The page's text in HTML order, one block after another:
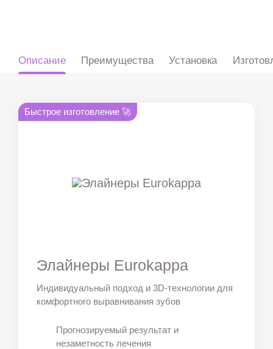
Описание Преимущества Установка
Быстрое изготовление 🚀
Элайнеры Eurokappa
Индивидуальный подход и 3D-технологии для
комфортного выравнивания зубов
Прогнозируемый результат и
незаметность лечения